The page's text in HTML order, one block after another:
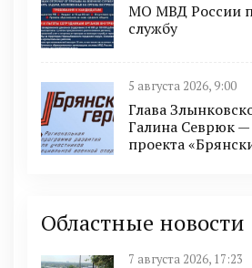
МО МВД России
службу
5 августа 2026, 9:00
Глава
Галина Севрюк —
проекта
Областные новости
7 августа 2026, 17:23